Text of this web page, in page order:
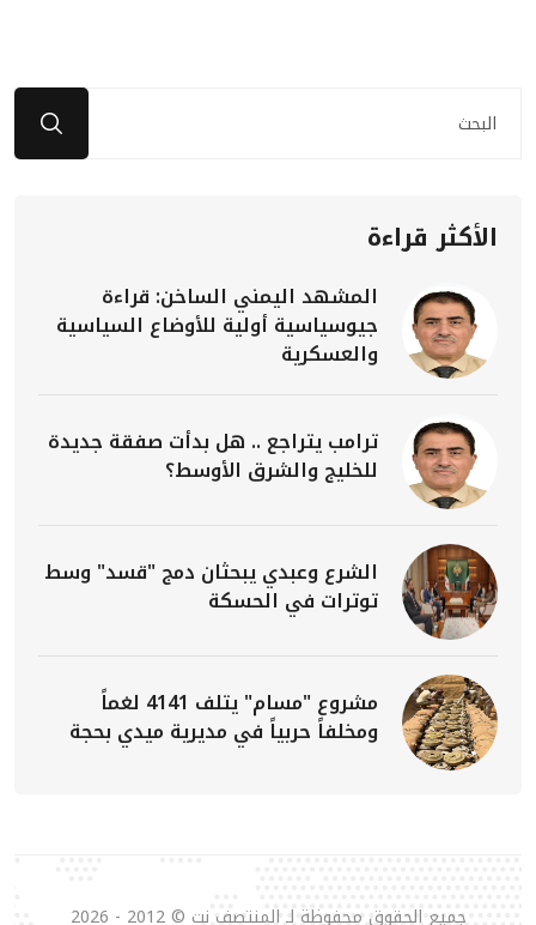
الأكثر قراءة
المشهد اليمني الساخن: قراءة
جيوسياسية أولية للأوضاع السياسية
والعسكرية
ترامب يتراجع .. هل بدأت صفقة جديدة
للخليج والشرق الأوسط؟
الشرع وعبدي يبحثان دمج "قسد" وسط
توترات في الحسكة
مشروع "مسام" يتلف 4141 لغماً
ومخلفاً حربياً في مديرية ميدي بحجة
جميع الحقوق محفوظة لـ المنتصف نت © 2012 - 2026